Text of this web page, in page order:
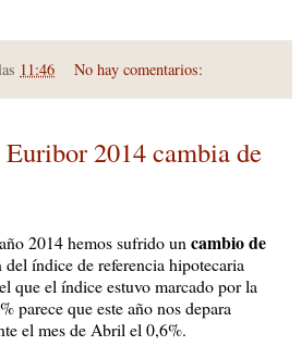
11:46 No hay comentarios:
2014 cambia de
2014 hemos sufrido un cambio de
índice de referencia hipotecaria
que el índice estuvo marcado por la
parece que este año nos depara
el mes de Abril el 0,6%.